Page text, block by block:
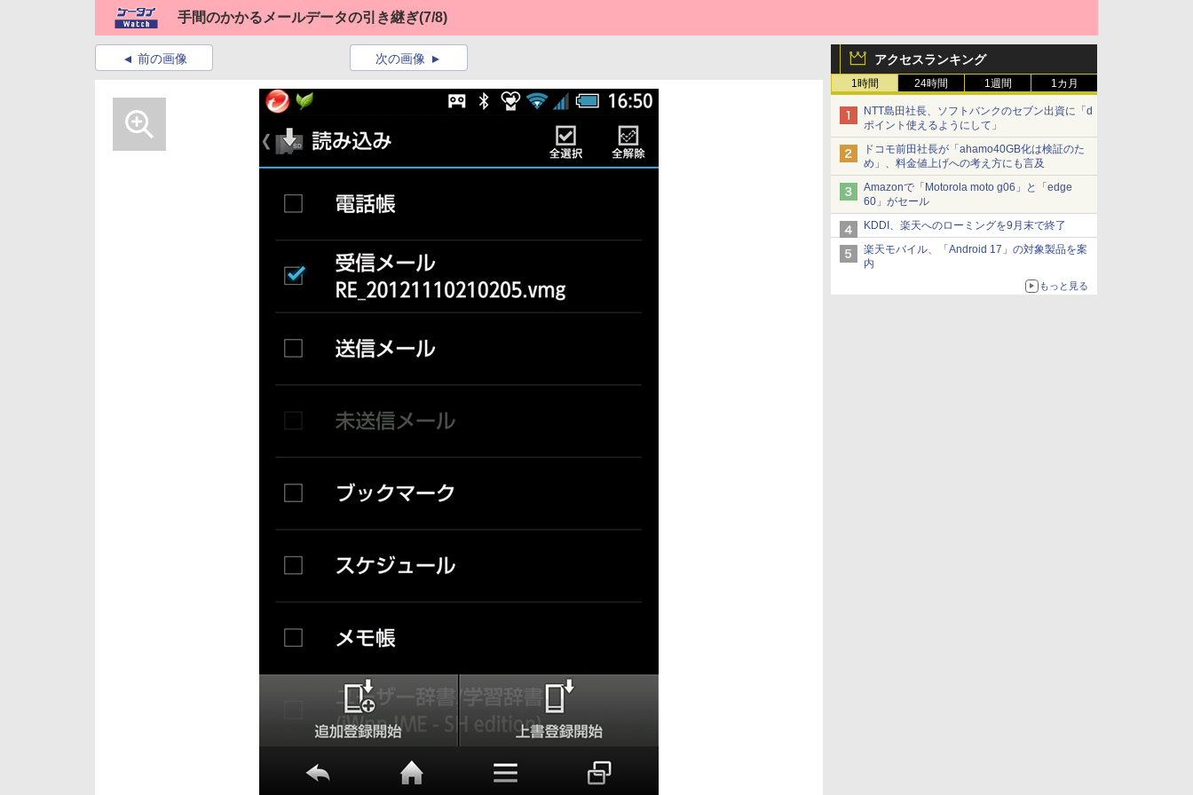
手間のかかるメールデータの引き継ぎ(7/8)
アクセスランキング
1時間 24時間 1週間 1カ月
NTT島田社長、ソフトバンクのセブン出資に「d
ポイント使えるようにして」
ドコモ前田社長が「ahamo40GB化は検証のた
め」、料金値上げへの考え方にも言及
Amazonで「Motorola moto g06」と「edge
60」がセール
KDDI、楽天へのローミングを9月末で終了
楽天モバイル、「Android 17」の対象製品を案
内
もっと見る
前の画像 次の画像